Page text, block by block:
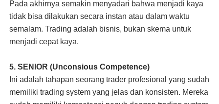
Pada akhirnya semakin menyadari bahwa menjadi kaya
tidak bisa dilakukan secara instan atau dalam waktu
semalam. Trading adalah bisnis, bukan skema untuk
menjadi cepat kaya.
5. SENIOR (Unconsious Competence)
Ini adalah tahapan seorang trader profesional yang sudah
memiliki trading system yang jelas dan konsisten. Mereka